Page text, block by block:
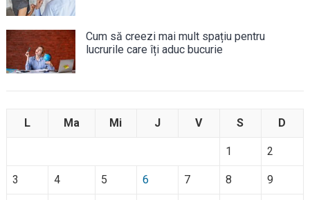
Cum să creezi mai mult spațiu pentru
lucrurile care îți aduc bucurie
L Ma Mi J V S D
1 2
3 4 5 6 7 8 9